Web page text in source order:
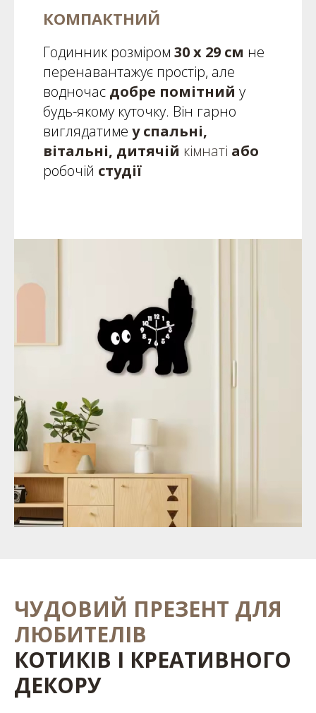
КОМПАКТНИЙ
Годинник розміром 30 х 29 см не
перенавантажує простір, але
водночас добре помітний у
будь-якому куточку. Він гарно
виглядатиме у спальні,
вітальні, дитячій кімнаті або
робочій студії
ЧУДОВИЙ ПРЕЗЕНТ ДЛЯ
ЛЮБИТЕЛІВ
КОТИКІВ І КРЕАТИВНОГО
ДЕКОРУ